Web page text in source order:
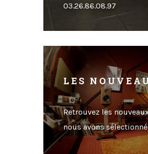
03.26.86.08.97
LES
Retrouvez les
nous avons